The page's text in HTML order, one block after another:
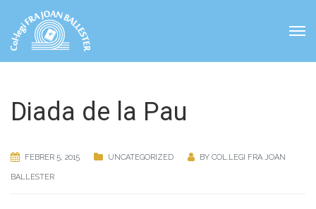
Diada de la Pau
FEBRER 5, 2015 UNCATEGORIZED BY COL.LEGI FRA JOAN
BALLESTER